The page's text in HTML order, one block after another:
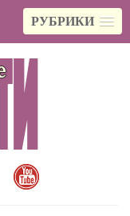
РУБРИКИ